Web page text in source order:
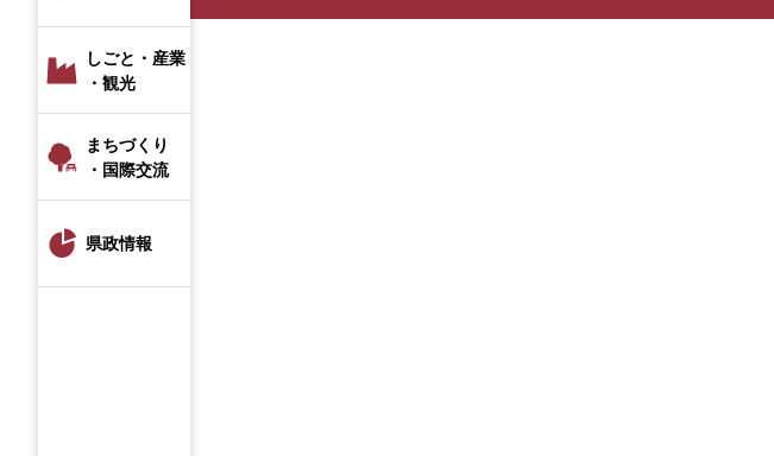
しごと・産業
・観光
まちづくり
・国際交流
県政情報